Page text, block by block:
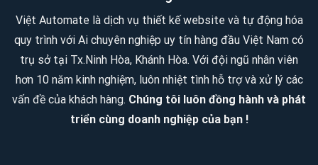
–
4
SAO
Việt Automate là dịch vụ thiết kế website và tự động hóa
quy trình với Ai chuyên nghiệp uy tín hàng đầu Việt Nam có
trụ sở tại Tx.Ninh Hòa, Khánh Hòa. Với đội ngũ nhân viên
hơn 10 năm kinh nghiệm, luôn nhiệt tình hỗ trợ và xử lý các
vấn đề của khách hàng. Chúng tôi luôn đồng hành và phát
triển cùng doanh nghiệp của bạn !